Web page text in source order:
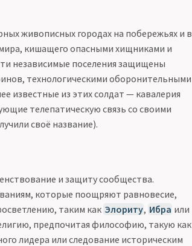
живописных городах на побережьях и в
кишащего опасными хищниками и
независимые поселения защищены
технологическими оборонительными
известные из этих солдат — кавалерия
телепатическую связь со своими
своё название).
и защиту сообщества.
которые поощряют равновесие,
таким как Элориту, Ибра или
предпочитая философию, такую как
лидера или следование историческим